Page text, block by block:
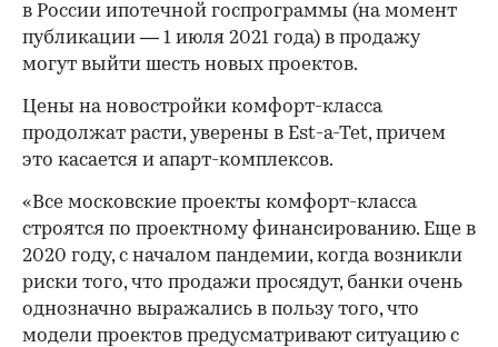
в России ипотечной госпрограммы (на момент
публикации — 1 июля 2021 года) в продажу
могут выйти шесть новых проектов.
Цены на новостройки комфорт-класса
продолжат расти, уверены в Est-a-Tet, причем
это касается и апарт-комплексов.
«Все московские проекты комфорт-класса
строятся по проектному финансированию. Еще в
2020 году, с началом пандемии, когда возникли
риски того, что продажи просядут, банки очень
однозначно выражались в пользу того, что
модели проектов предусматривают ситуацию с